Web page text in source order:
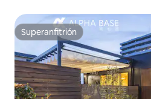
cama de alta calidad y conejitos
Superanfitrión
Superanfitrión